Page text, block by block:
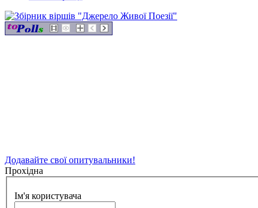
Додавайте свої опитувальники!
Прохідна
Ім'я користувача